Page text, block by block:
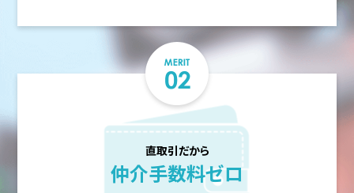
直取引だから
仲介手数料ゼロ